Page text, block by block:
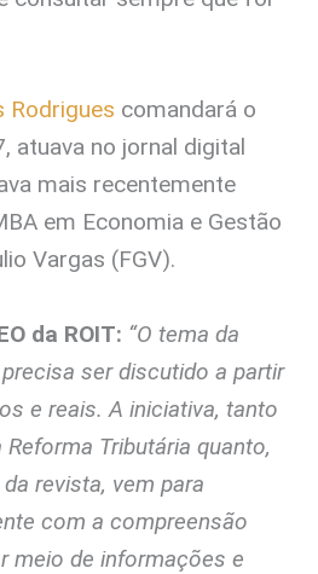
Rodrigues comandará o
atuava no jornal digital
mais recentemente
em Economia e Gestão
Vargas (FGV).
da ROIT: “O tema da
ser discutido a partir
e reais. A iniciativa, tanto
Tributária quanto,
revista, vem para
com a compreensão
meio de informações e